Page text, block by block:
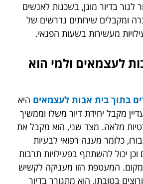
לגור בדיור מוגן, בשכנות לאנשים
ומקבלים שירותים נדרשים של
מעשירות בשעות הפנאי.
לעצמאים ולמי הוא
בתוך בית אבות לעצמאים היא
מקבל יחידת דיור משלו וממשיך
מלאה. מצד שני, הוא מקבל את
כלומר מענה רפואי לבעיות
יכול להשתתף בפעילויות תרבות
המעטפת הזו מעניקה לקשיש
בטובתו, הוא מתגורר בדיור